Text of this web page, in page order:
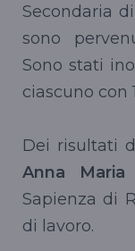
Secondaria
sono
Sono stati
ciascuno con
Dei risultati
Anna Maria
Sapienza di
di lavoro.